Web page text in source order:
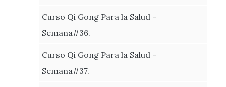
Curso Qi Gong Para la Salud –
Semana#36.
Curso Qi Gong Para la Salud –
Semana#37.